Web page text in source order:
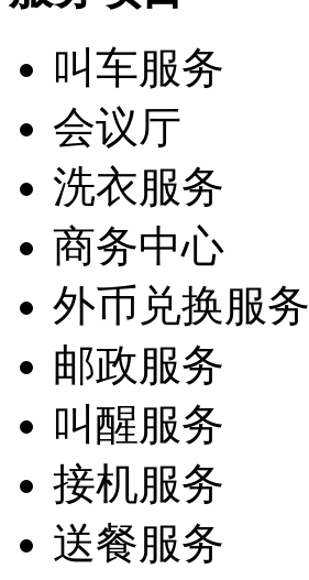
叫车服务
会议厅
洗衣服务
商务中心
外币兑换服务
邮政服务
叫醒服务
接机服务
送餐服务